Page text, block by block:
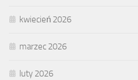
kwiecień 2026
marzec 2026
luty 2026